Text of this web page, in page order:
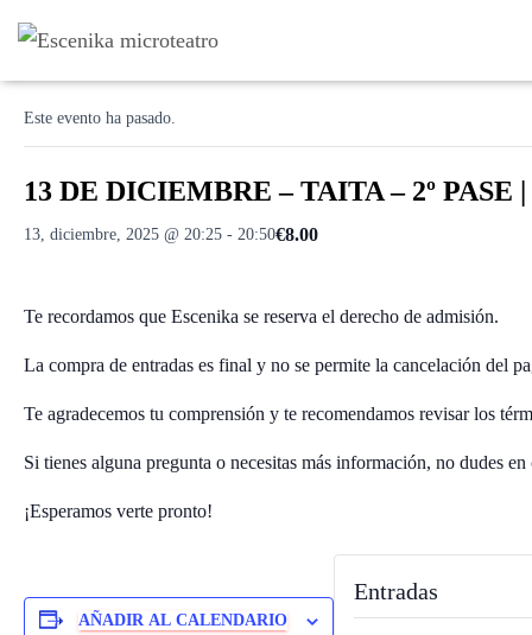
Este evento ha pasado.
13 DE DICIEMBRE – TAITA – 2º PASE |
13, diciembre, 2025 @ 20:25 - 20:50€8.00
Te recordamos que Escenika se reserva el derecho de admisión.
La compra de entradas es final y no se permite la cancelación del
Te agradecemos tu comprensión y te recomendamos revisar los
Si tienes alguna pregunta o necesitas más información, no dudes en
¡Esperamos verte pronto!
AÑADIR AL CALENDARIO
Entradas